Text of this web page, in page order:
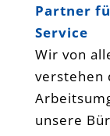
Partner
Service
Wir von
verstehen
unsere